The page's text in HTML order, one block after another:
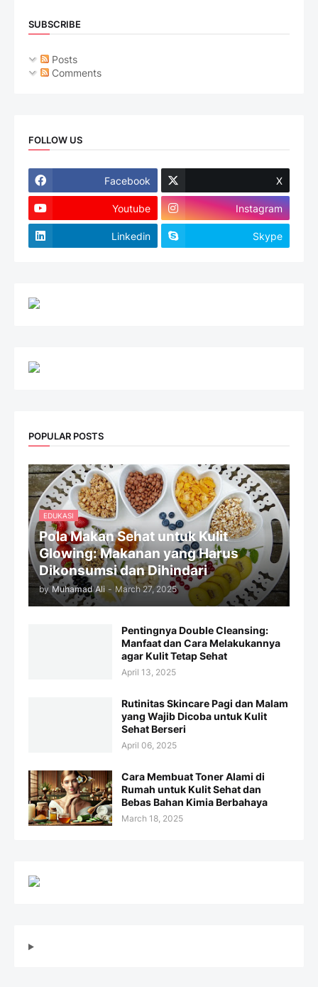
SUBSCRIBE
Posts
Comments
FOLLOW US
Facebook X
Youtube Instagram
Linkedin Skype
POPULAR POSTS
EDUKASI
Pola Makan Sehat untuk Kulit
Glowing: Makanan yang Harus
Dikonsumsi dan Dihindari
by Muhamad Ali - March 27, 2025
Pentingnya Double Cleansing:
Manfaat dan Cara Melakukannya
agar Kulit Tetap Sehat
April 13, 2025
Rutinitas Skincare Pagi dan Malam
yang Wajib Dicoba untuk Kulit
Sehat Berseri
April 06, 2025
Cara Membuat Toner Alami di
Rumah untuk Kulit Sehat dan
Bebas Bahan Kimia Berbahaya
March 18, 2025